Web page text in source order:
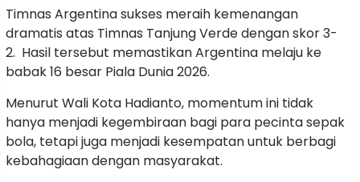
Timnas Argentina sukses meraih kemenangan
dramatis atas Timnas Tanjung Verde dengan skor 3-
2. Hasil tersebut memastikan Argentina melaju ke
babak 16 besar Piala Dunia 2026.
Menurut Wali Kota Hadianto, momentum ini tidak
hanya menjadi kegembiraan bagi para pecinta sepak
bola, tetapi juga menjadi kesempatan untuk berbagi
kebahagiaan dengan masyarakat.